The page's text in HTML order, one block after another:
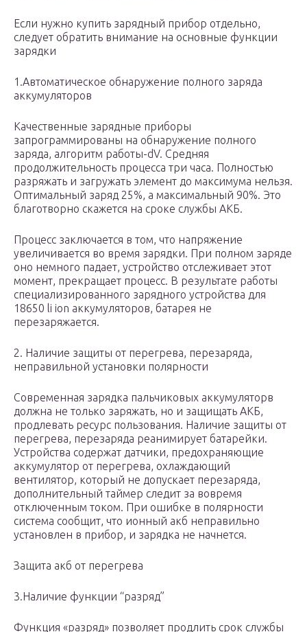
Если нужно купить зарядный прибор отдельно,
следует обратить внимание на основные функции
зарядки
1.Автоматическое обнаружение полного заряда
аккумуляторов
Качественные зарядные приборы
запрограммированы на обнаружение полного
заряда, алгоритм работы-dV. Средняя
продолжительность процесса три часа. Полностью
разряжать и загружать элемент до максимума нельзя.
Оптимальный заряд 25%, а максимальный 90%. Это
благотворно скажется на сроке службы АКБ.
Процесс заключается в том, что напряжение
увеличивается во время зарядки. При полном заряде
оно немного падает, устройство отслеживает этот
момент, прекращает процесс. В результате работы
специализированного зарядного устройства для
18650 li ion аккумуляторов, батарея не
перезаряжается.
2. Наличие защиты от перегрева, перезаряда,
неправильной установки полярности
Современная зарядка пальчиковых аккумуляторв
должна не только заряжать, но и защищать АКБ,
продлевать ресурс пользования. Наличие защиты от
перегрева, перезаряда реанимирует батарейки.
Устройства содержат датчики, предохраняющие
аккумулятор от перегрева, охлаждающий
вентилятор, который не допускает перезаряда,
дополнительный таймер следит за вовремя
отключенным током. При ошибке в полярности
система сообщит, что ионный акб неправильно
установлен в прибор, и зарядка не начнется.
Защита акб от перегрева
3.Наличие функции “разряд”
Функция «разряд» позволяет продлить срок службы